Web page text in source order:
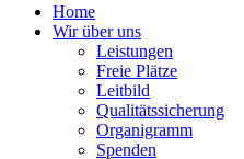
Home
Wir über uns
Leistungen
Freie Plätze
Leitbild
Qualitätssicherung
Organigramm
Spenden